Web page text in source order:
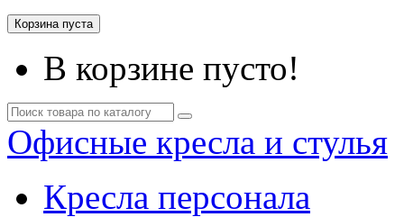
Корзина пуста
В корзине пусто!
Офисные кресла и стулья
Кресла персонала